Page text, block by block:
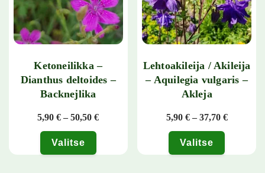
Ketoneilikka –
Dianthus deltoides –
Backnejlika
5,90€ – 50,50€Hintaluokka: 5,90 € - 50,50 €
Valitse
Lehtoakileija / Akileija
– Aquilegia vulgaris –
Akleja
5,90 € – 37,70 €
Valitse